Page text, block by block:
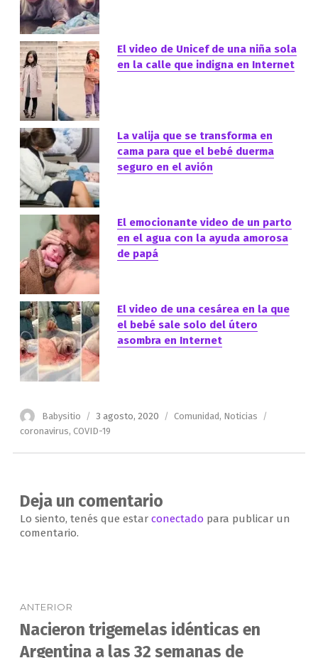
El video de Unicef de una niña sola
en la calle que indigna en Internet
La valija que se transforma en
cama para que el bebé duerma
seguro en el avión
El emocionante video de un parto
en el agua con la ayuda amorosa
de papá
El video de una cesárea en la que
el bebé sale solo del útero
asombra en Internet
Autor
Babysitio
Publicado
el
3 agosto, 2020 Categorías
Comunidad, Noticias
coronavirus, COVID-19
Deja un comentario
Lo siento, tenés que estar conectado para publicar un
comentario.
de
entradas
ANTERIOR
Entrada
anterior:
Nacieron trigemelas idénticas en
Argentina a las 32 semanas de